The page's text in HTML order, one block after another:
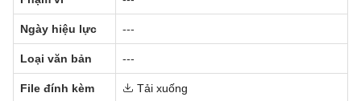
Ngày hiệu lực ---
Loại văn bản ---
File đính kèm Tải xuống